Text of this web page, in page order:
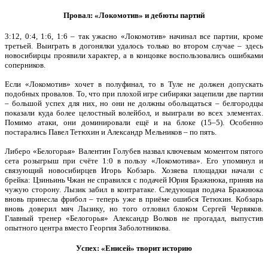
Провал: «Локомотив» и дебюты партий
3:12, 0:4, 1:6, 1:6 – так ужасно «Локомотив» начинал все партии, кроме
третьей. Выиграть в догонялки удалось только во втором случае – здесь
новосибирцы проявили характер, а в концовке воспользовались ошибками
соперников.
Если «Локомотив» хочет в полуфинал, то в Туле не должен допускать
подобных провалов. То, что при плохой игре сибиряки зацепили две партии
– большой успех для них, но они не должны обольщаться – белгородцы
показали куда более целостный волейбол, и выиграли во всех элементах.
Помимо атаки, они доминировали ещё и на блоке (15–5). Особенно
постарались Павел Тетюхин и Александр Мельников – по пять.
Либеро «Белогорья» Валентин Голубев назвал ключевым моментом пятого
сета розыгрыш при счёте 1:0 в пользу «Локомотива». Его упомянул и
связующий новосибирцев Игорь Кобзарь. Хозяева площадки начали с
брейка: Цзиньинь Чжан не справился с подачей Юрия Бражнюка, приняв на
чужую сторону. Лызик забил в контратаке. Следующая подача Бражнюка
вновь принесла фрибол – теперь уже в приёме ошибся Тетюхин. Кобзарь
вновь доверил мяч Лызику, но того отловил блоком Сергей Червяков.
Главный тренер «Белогорья» Александр Волков не прогадал, выпустив
опытного центра вместо Георгия Заболотникова.
Успех: «Енисей» творит историю